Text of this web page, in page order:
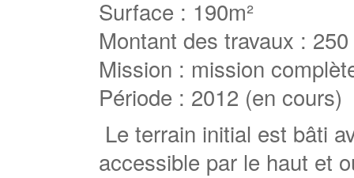
Surface : 190m²
Montant des travaux :
Mission : mission
Période : 2012 (en cours)
Le terrain initial est bâti
accessible par le haut et